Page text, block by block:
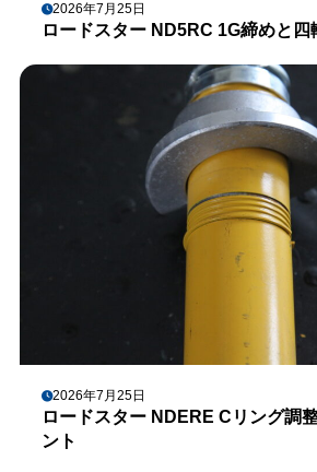
2026年7月25日
ロードスター ND5RC 1G締めと四
2026年7月25日
ロードスター NDERE Cリング調
ント